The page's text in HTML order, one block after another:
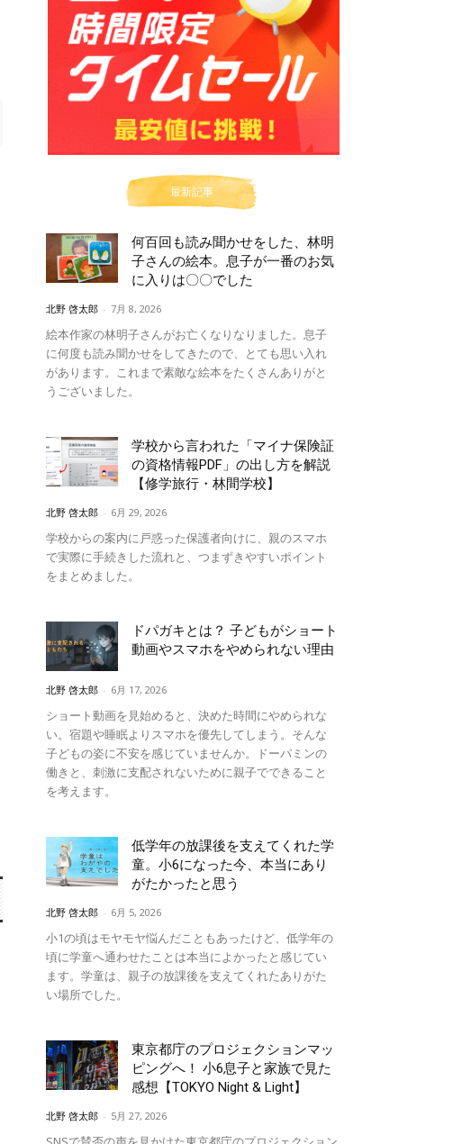
最新記事
何百回も読み聞かせをした、林明
子さんの絵本。息子が一番のお気
に入りは〇〇でした
北野 啓太郎 - 7月 8, 2026
絵本作家の林明子さんがお亡くなりなりました。息子
に何度も読み聞かせをしてきたので、とても思い入れ
があります。これまで素敵な絵本をたくさんありがと
うございました。
学校から言われた「マイナ保険証
の資格情報PDF」の出し方を解説
【修学旅行・林間学校】
北野 啓太郎 - 6月 29, 2026
学校からの案内に戸惑った保護者向けに、親のスマホ
で実際に手続きした流れと、つまずきやすいポイント
をまとめました。
ドパガキとは？ 子どもがショート
動画やスマホをやめられない理由
北野 啓太郎 - 6月 17, 2026
ショート動画を見始めると、決めた時間にやめられな
い。宿題や睡眠よりスマホを優先してしまう。そんな
子どもの姿に不安を感じていませんか。ドーパミンの
働きと、刺激に支配されないために親子でできること
を考えます。
低学年の放課後を支えてくれた学
童。小6になった今、本当にあり
がたかったと思う
北野 啓太郎 - 6月 5, 2026
小1の頃はモヤモヤ悩んだこともあったけど、低学年の
頃に学童へ通わせたことは本当によかったと感じてい
ます。学童は、親子の放課後を支えてくれたありがた
い場所でした。
東京都庁のプロジェクションマッ
ピングへ！ 小6息子と家族で見た
感想【TOKYO Night & Light】
北野 啓太郎 - 5月 27, 2026